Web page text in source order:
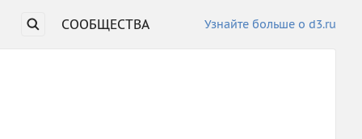
СООБЩЕСТВА Узнайте больше о d3.ru